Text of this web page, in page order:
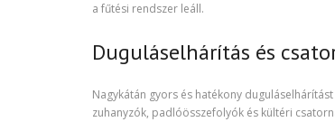
a fűtési rendszer leáll.
Duguláselhárítás és
Nagykátán gyors és hatékony
zuhanyzók, padlóösszefolyók és kültéri